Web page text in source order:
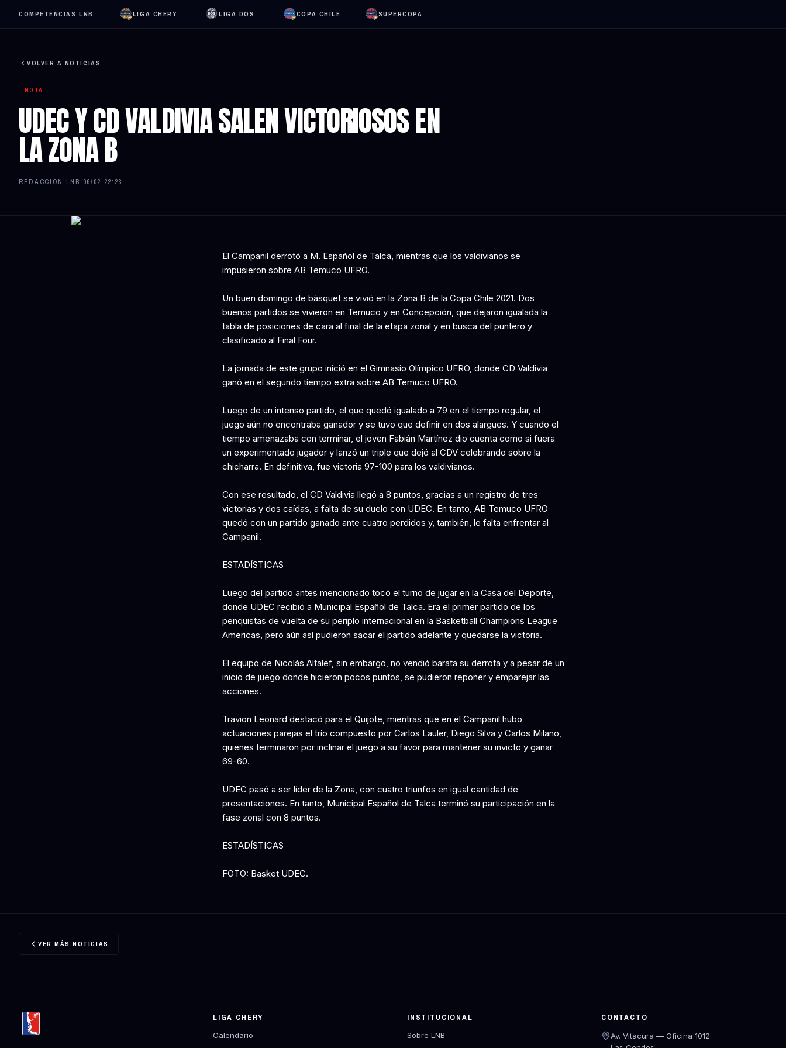
COMPETENCIAS LNB LIGA CHERY LIGA DOS COPA CHILE SUPERCOPA
VOLVER A NOTICIAS
NOTA
UDEC Y CD VALDIVIA SALEN VICTORIOSOS EN
LA ZONA B
REDACCIÓN LNB· 06/02 22:23
El Campanil derrotó a M. Español de Talca, mientras que los valdivianos se
impusieron sobre AB Temuco UFRO.
Un buen domingo de básquet se vivió en la Zona B de la Copa Chile 2021. Dos
buenos partidos se vivieron en Temuco y en Concepción, que dejaron igualada la
tabla de posiciones de cara al final de la etapa zonal y en busca del puntero y
clasificado al Final Four.
La jornada de este grupo inició en el Gimnasio Olímpico UFRO, donde CD Valdivia
ganó en el segundo tiempo extra sobre AB Temuco UFRO.
Luego de un intenso partido, el que quedó igualado a 79 en el tiempo regular, el
juego aún no encontraba ganador y se tuvo que definir en dos alargues. Y cuando el
tiempo amenazaba con terminar, el joven Fabián Martínez dio cuenta como si fuera
un experimentado jugador y lanzó un triple que dejó al CDV celebrando sobre la
chicharra. En definitiva, fue victoria 97-100 para los valdivianos.
Con ese resultado, el CD Valdivia llegó a 8 puntos, gracias a un registro de tres
victorias y dos caídas, a falta de su duelo con UDEC. En tanto, AB Temuco UFRO
quedó con un partido ganado ante cuatro perdidos y, también, le falta enfrentar al
Campanil.
ESTADÍSTICAS
Luego del partido antes mencionado tocó el turno de jugar en la Casa del Deporte,
donde UDEC recibió a Municipal Español de Talca. Era el primer partido de los
penquistas de vuelta de su periplo internacional en la Basketball Champions League
Americas, pero aún así pudieron sacar el partido adelante y quedarse la victoria.
El equipo de Nicolás Altalef, sin embargo, no vendió barata su derrota y a pesar de un
inicio de juego donde hicieron pocos puntos, se pudieron reponer y emparejar las
acciones.
Travion Leonard destacó para el Quijote, mientras que en el Campanil hubo
actuaciones parejas el trío compuesto por Carlos Lauler, Diego Silva y Carlos Milano,
quienes terminaron por inclinar el juego a su favor para mantener su invicto y ganar
69-60.
UDEC pasó a ser líder de la Zona, con cuatro triunfos en igual cantidad de
presentaciones. En tanto, Municipal Español de Talca terminó su participación en la
fase zonal con 8 puntos.
ESTADÍSTICAS
FOTO: Basket UDEC.
VER MÁS NOTICIAS
LIGA CHERY
Calendario
INSTITUCIONAL
Sobre LNB
CONTACTO
Av. Vitacura — Oficina 1012